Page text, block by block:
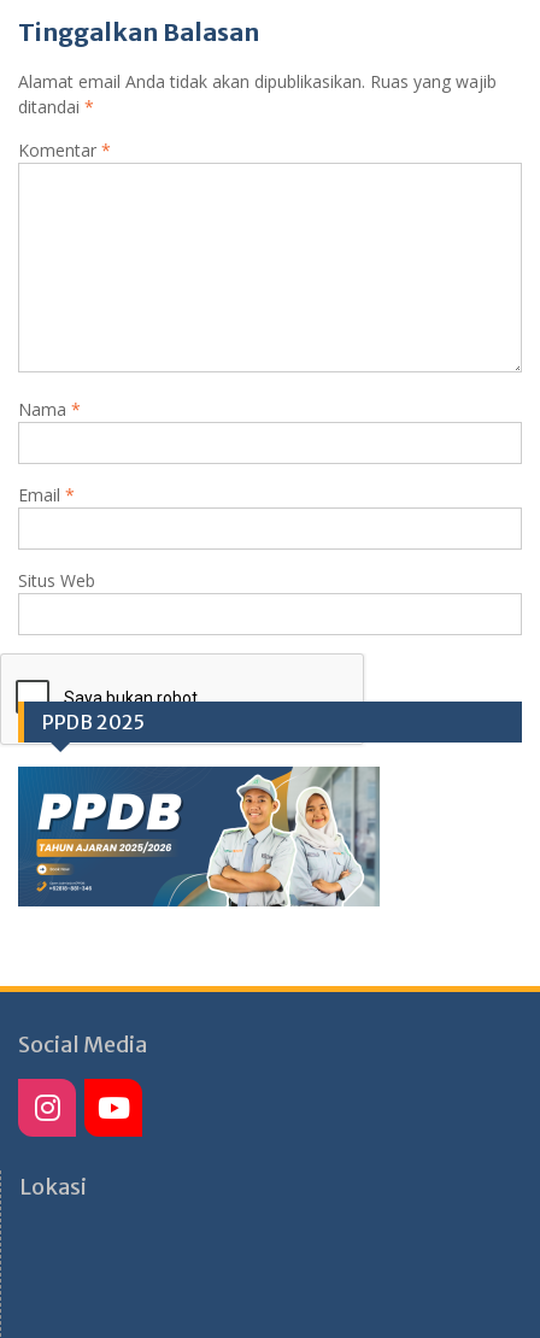
Tinggalkan Balasan
Alamat email Anda tidak akan dipublikasikan. Ruas yang wajib
ditandai *
Komentar *
Nama *
Email *
Situs Web
PPDB 2025
Social Media
Lokasi